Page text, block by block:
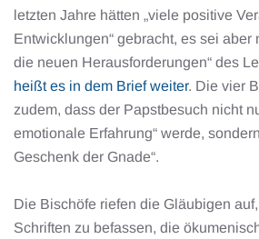
letzten Jahre hätten „viele positive
Entwicklungen“ gebracht, es sei aber
die neuen Herausforderungen“ des
heißt es in dem Brief weiter. Die vier
zudem, dass der Papstbesuch nicht
emotionale Erfahrung“ werde,
Geschenk der Gnade“.
Die Bischöfe riefen die Gläubigen
Schriften zu befassen, die